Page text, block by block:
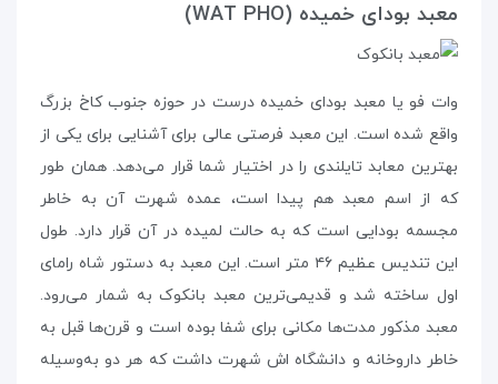
معبد بودای خمیده (WAT PHO)
وات فو یا معبد بودای خمیده درست در حوزه‌ جنوب کاخ بزرگ
واقع شده است. این معبد فرصتی عالی برای آشنایی برای یکی از
بهترین معابد تایلندی را در اختیار شما قرار می‌دهد. همان طور
که از اسم معبد هم پیدا است، عمده شهرت آن به خاطر
مجسمه‌ بودایی است که به حالت لمیده در آن قرار دارد. طول
این تندیس عظیم ۴۶ متر است. این معبد به دستور شاه رامای
اول ساخته شد و قدیمی‌ترین معبد بانکوک به شمار می‌رود.
معبد مذکور مدت‌ها مکانی برای شفا بوده است و قرن‌ها قبل به
خاطر داروخانه و دانشگاه اش شهرت داشت که هر دو به‌وسیله‌